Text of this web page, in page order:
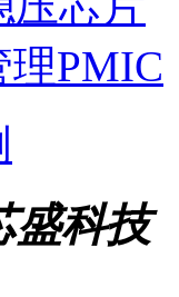
理PMIC
盛科技